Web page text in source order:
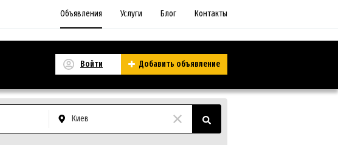
Объявления Услуги Блог Контакты
Войти Добавить объявление
Киев